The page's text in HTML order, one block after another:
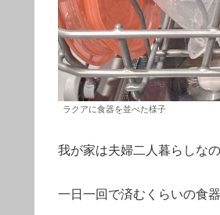
ラクアに食器を並べた様子
我が家は夫婦二人暮らしな
一日一回で済むくらいの食